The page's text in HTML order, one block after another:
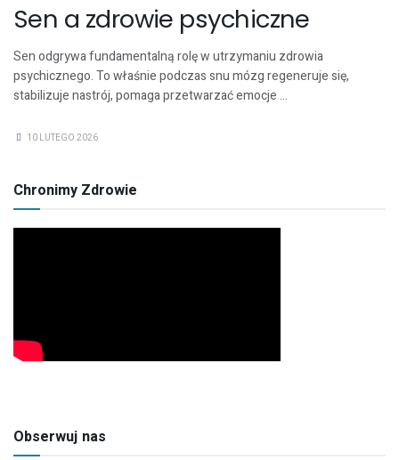
Sen a zdrowie psychiczne
Sen odgrywa fundamentalną rolę w utrzymaniu zdrowia
psychicznego. To właśnie podczas snu mózg regeneruje się,
stabilizuje nastrój, pomaga przetwarzać emocje ...
10 LUTEGO 2026
Chronimy Zdrowie
Obserwuj nas